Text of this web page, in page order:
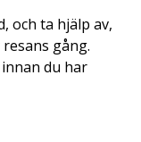
och ta hjälp av,
gång.
du har